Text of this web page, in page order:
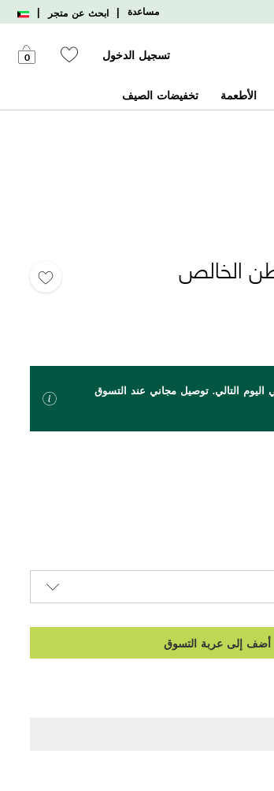
مساعدة | ابحث عن متجر |
تسجيل الدخول 0
الأطعمة تخفيضات الصيف
الخالص
للتسليم في اليوم التالي. توصيل مجاني عند التسوق
أضف إلى عربة التسوق